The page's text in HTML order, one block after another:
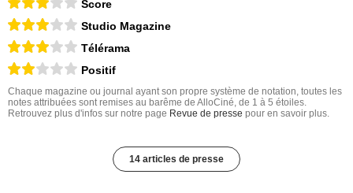
Score
Studio Magazine
Télérama
Positif
Chaque magazine ou journal ayant son propre système de notation, toutes les
notes attribuées sont remises au barême de AlloCiné, de 1 à 5 étoiles.
Retrouvez plus d'infos sur notre page Revue de presse pour en savoir plus.
14 articles de presse